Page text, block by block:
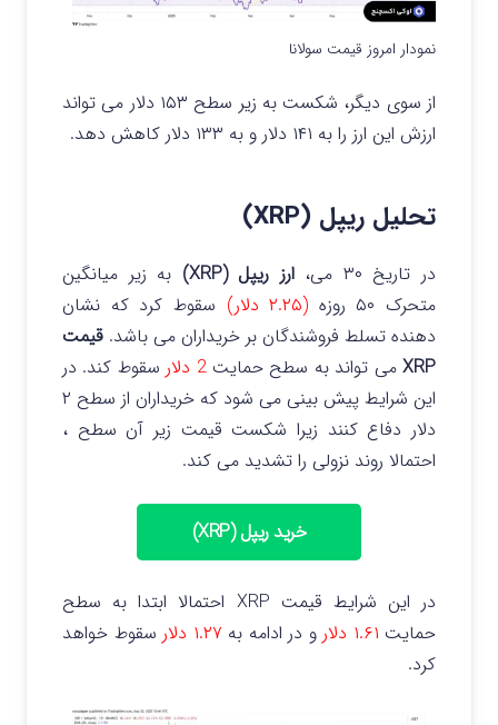
نمودار امروز قیمت سولانا
از سوی دیگر، شکست به زیر سطح ۱۵۳ دلار می‌ تواند
ارزش این ارز را به ۱۴۱ دلار و به ۱۳۳ دلار کاهش دهد.
تحلیل ریپل (XRP)
در تاریخ ۳۰ می، ارز ریپل (XRP)
به زیر میانگین
متحرک ۵۰ روزه
(۲.۲۵ دلار)
سقوط کرد که نشان
دهنده تسلط فروشندگان بر خریداران می باشد. قیمت
XRPمی تواند به سطح حمایت2 دلار
سقوط کند. در
این شرایط پیش بینی می شود که خریداران از سطح ۲
دلار دفاع کنند زیرا شکست قیمت زیر آن سطح ،
احتمالا روند نزولی را تشدید می کند.
خرید ریپل (XRP)
در این شرایط قیمت XRP احتمالا ابتدا به سطح
حمایت ۱.۶۱ دلار و در ادامه به ۱.۲۷ دلار
سقوط خواهد
کرد.